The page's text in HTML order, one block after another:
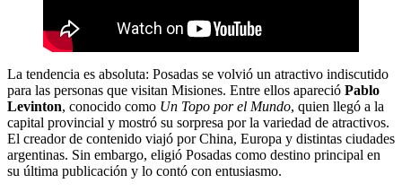
La tendencia es absoluta: Posadas se volvió un atractivo indiscutido
para las personas que visitan Misiones. Entre ellos apareció Pablo
Levinton, conocido como Un Topo por el Mundo, quien llegó a la
capital provincial y mostró su sorpresa por la variedad de atractivos.
El creador de contenido viajó por China, Europa y distintas ciudades
argentinas. Sin embargo, eligió Posadas como destino principal en
su última publicación y lo contó con entusiasmo.